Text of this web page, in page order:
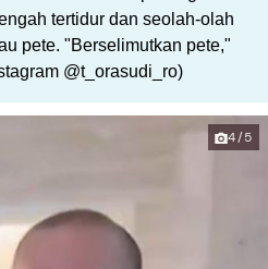
tertidur dan seolah-olah
pete. "Berselimutkan pete,"
@t_orasudi_ro)
4/5